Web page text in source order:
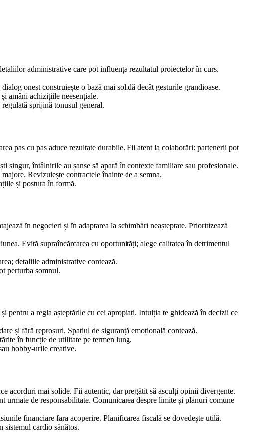
administrative care pot influența rezultatul proiectelor în curs.
onest construiește o bază mai solidă decât gesturile grandioase.
amâni achizițiile neesențiale.
sprijină tonusul general.
pas cu pas aduce rezultate durabile. Fii atent la colaborări: partenerii pot
întâlnirile au șanse să apară în contexte familiare sau profesionale.
Revizuiește contractele înainte de a semna.
și postura în formă.
în negocieri și în adaptarea la schimbări neașteptate. Prioritizează
Evită supraîncărcarea cu oportunități; alege calitatea în detrimentul
detaliile administrative contează.
perturba somnul.
pentru a regla așteptările cu cei apropiați. Intuiția te ghidează în decizii ce
și fără reproșuri. Spațiul de siguranță emoțională contează.
în funcție de utilitate pe termen lung.
hobby-urile creative.
acorduri mai solide. Fii autentic, dar pregătit să asculți opinii divergente.
urmate de responsabilitate. Comunicarea despre limite și planuri comune
financiare fara acoperire. Planificarea fiscală se dovedește utilă.
sistemul cardio sănătos.